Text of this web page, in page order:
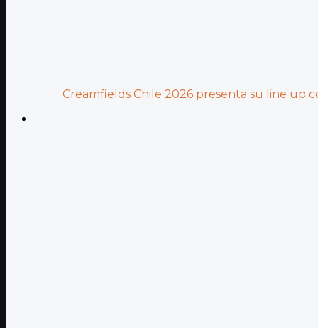
Creamfields Chile 2026 presenta su line up